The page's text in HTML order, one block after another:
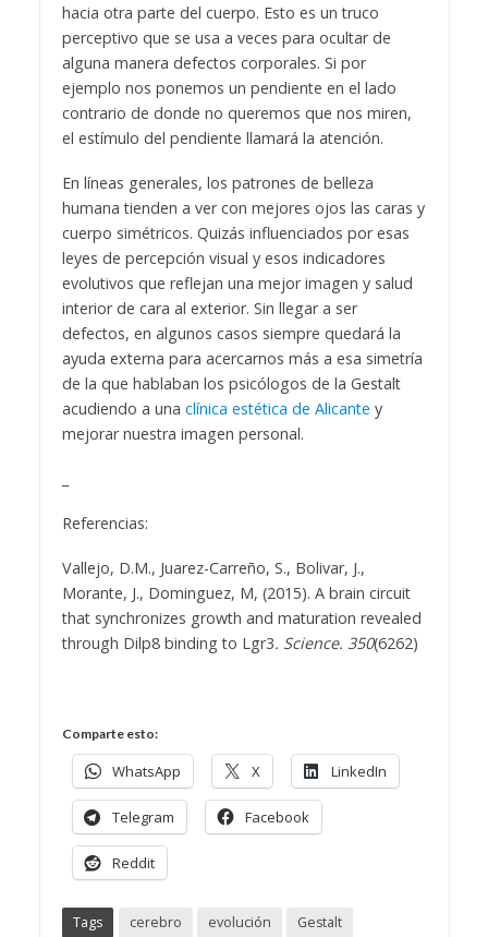
hacia otra parte del cuerpo. Esto es un truco
perceptivo que se usa a veces para ocultar de
alguna manera defectos corporales. Si por
ejemplo nos ponemos un pendiente en el lado
contrario de donde no queremos que nos miren,
el estímulo del pendiente llamará la atención.
En líneas generales, los patrones de belleza
humana tienden a ver con mejores ojos las caras y
cuerpo simétricos. Quizás influenciados por esas
leyes de percepción visual y esos indicadores
evolutivos que reflejan una mejor imagen y salud
interior de cara al exterior. Sin llegar a ser
defectos, en algunos casos siempre quedará la
ayuda externa para acercarnos más a esa simetría
de la que hablaban los psicólogos de la Gestalt
acudiendo a una clínica estética de Alicante y
mejorar nuestra imagen personal.
Referencias:
Vallejo, D.M., Juarez-Carreño, S., Bolivar, J.,
Morante, J., Dominguez, M, (2015). A brain circuit
that synchronizes growth and maturation revealed
through Dilp8 binding to Lgr3. Science. 350(6262)
Comparte esto:
WhatsApp X LinkedIn
Telegram Facebook
Reddit
Tags cerebro evolución
Gestalt